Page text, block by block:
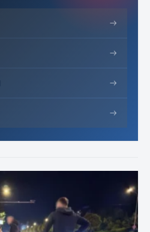
→
→
→
→